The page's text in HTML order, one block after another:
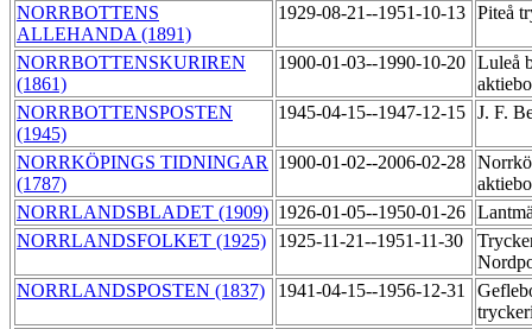
NORRBOTTENS
ALLEHANDA (1891)
1929-08-21--1951-10-13 Piteå
NORRBOTTENSKURIREN
(1861)
1900-01-03--1990-10-20 Luleå
NORRBOTTENSPOSTEN
(1945)
1945-04-15--1947-12-15 J. F.
NORRKÖPINGS TIDNINGAR
(1787)
1900-01-02--2006-02-28
NORRLANDSBLADET (1909) 1926-01-05--1950-01-26
NORRLANDSFOLKET (1925)
1925-11-21--1951-11-30
NORRLANDSPOSTEN (1837)
1941-04-15--1956-12-31